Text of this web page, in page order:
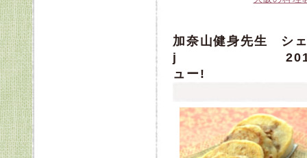
加奈山健身先生 シ
j 2012年1月
ュー!